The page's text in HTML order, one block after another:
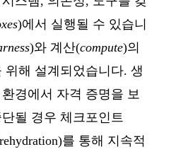
)에서 실행될 수 있습니
)와 계산(compute)의
위해 설계되었습니다. 생
경에서 자격 증명을 보
될 경우 체크포인트
를 통해 지속적